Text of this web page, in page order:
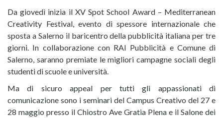
Da giovedì inizia il XV Spot School Award – Mediterranean
Creativity Festival, evento di spessore internazionale che
sposta a Salerno il baricentro della pubblicità italiana per tre
giorni. In collaborazione con RAI Pubblicità e Comune di
Salerno, saranno premiate le migliori campagne sociali degli
studenti di scuole e università.
Ma di sicuro appeal per tutti gli appassionati di
comunicazione sono i seminari del Campus Creativo del 27 e
28 maggio presso il Chiostro Ave Gratia Plena e il Salone dei